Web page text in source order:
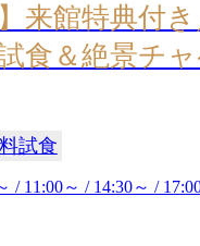
来館特典付き
食＆絶景チ
試食
/ 11:00～ / 14:30～ /